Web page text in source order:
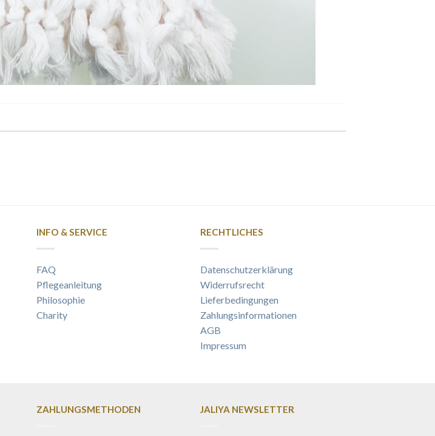
INFO & SERVICE
FAQ
Pflegeanleitung
Philosophie
Charity
RECHTLICHES
Datenschutzerklärung
Widerrufsrecht
Lieferbedingungen
Zahlungsinformationen
AGB
Impressum
ZAHLUNGSMETHODEN JALIYA NEWSLETTER